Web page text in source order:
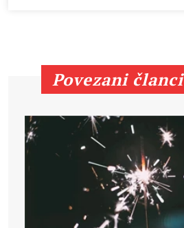
Povezani članci